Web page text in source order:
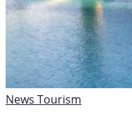
News Tourism